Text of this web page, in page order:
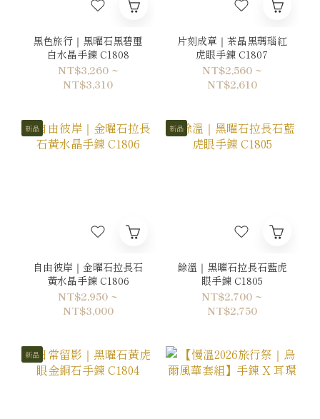
黑色旅行｜黑曜石黑碧璽
白水晶手鍊 C1808
NT$3,260 ~
NT$3,310
片刻成章｜茶晶黑瑪瑙紅
虎眼手鍊 C1807
NT$2,560 ~
NT$2,610
新品
自由彼岸｜金曜石拉長石
黃水晶手鍊 C1806
NT$2,950 ~
NT$3,000
新品
餘溫｜黑曜石拉長石藍虎
眼手鍊 C1805
NT$2,700 ~
NT$2,750
新品